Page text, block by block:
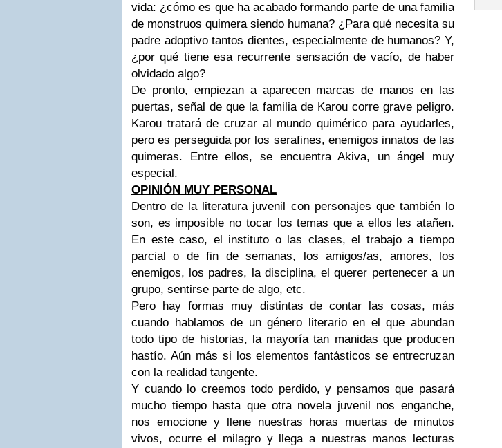
vida: ¿cómo es que ha acabado formando parte de una familia
de monstruos quimera siendo humana? ¿Para qué necesita su
padre adoptivo tantos dientes, especialmente de humanos? Y,
¿por qué tiene esa recurrente sensación de vacío, de haber
olvidado algo?
De pronto, empiezan a aparecen marcas de manos en las
puertas, señal de que la familia de Karou corre grave peligro.
Karou tratará de cruzar al mundo quimérico para ayudarles,
pero es perseguida por los serafines, enemigos innatos de las
quimeras. Entre ellos, se encuentra Akiva, un ángel muy
especial.
OPINIÓN MUY PERSONAL
Dentro de la literatura juvenil con personajes que también lo
son, es imposible no tocar los temas que a ellos les atañen.
En este caso, el instituto o las clases, el trabajo a tiempo
parcial o de fin de semanas, los amigos/as, amores, los
enemigos, los padres, la disciplina, el querer pertenecer a un
grupo, sentirse parte de algo, etc.
Pero hay formas muy distintas de contar las cosas, más
cuando hablamos de un género literario en el que abundan
todo tipo de historias, la mayoría tan manidas que producen
hastío. Aún más si los elementos fantásticos se entrecruzan
con la realidad tangente.
Y cuando lo creemos todo perdido, y pensamos que pasará
mucho tiempo hasta que otra novela juvenil nos enganche,
nos emocione y llene nuestras horas muertas de minutos
vivos, ocurre el milagro y llega a nuestras manos lecturas